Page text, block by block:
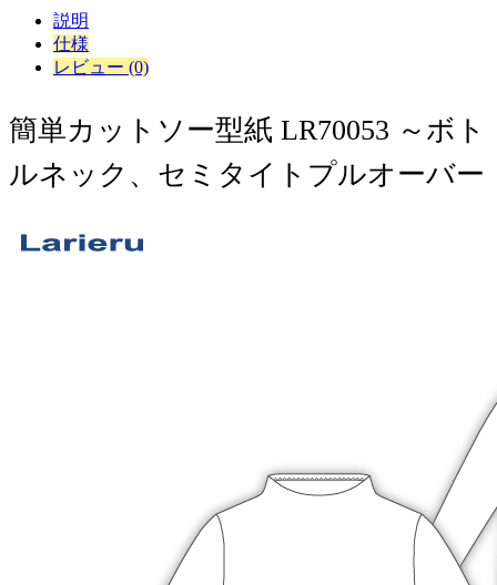
説明
仕様
レビュー (0)
簡単カットソー型紙 LR70053 ～ボト
ルネック、セミタイトプルオーバー